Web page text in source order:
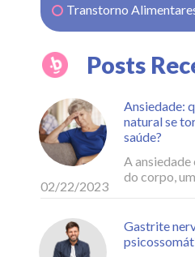
Transtorno
Posts
02/22/2023
Ansiedade:
natural se
saúde?
A ansiedade
do corpo,
Gastrite